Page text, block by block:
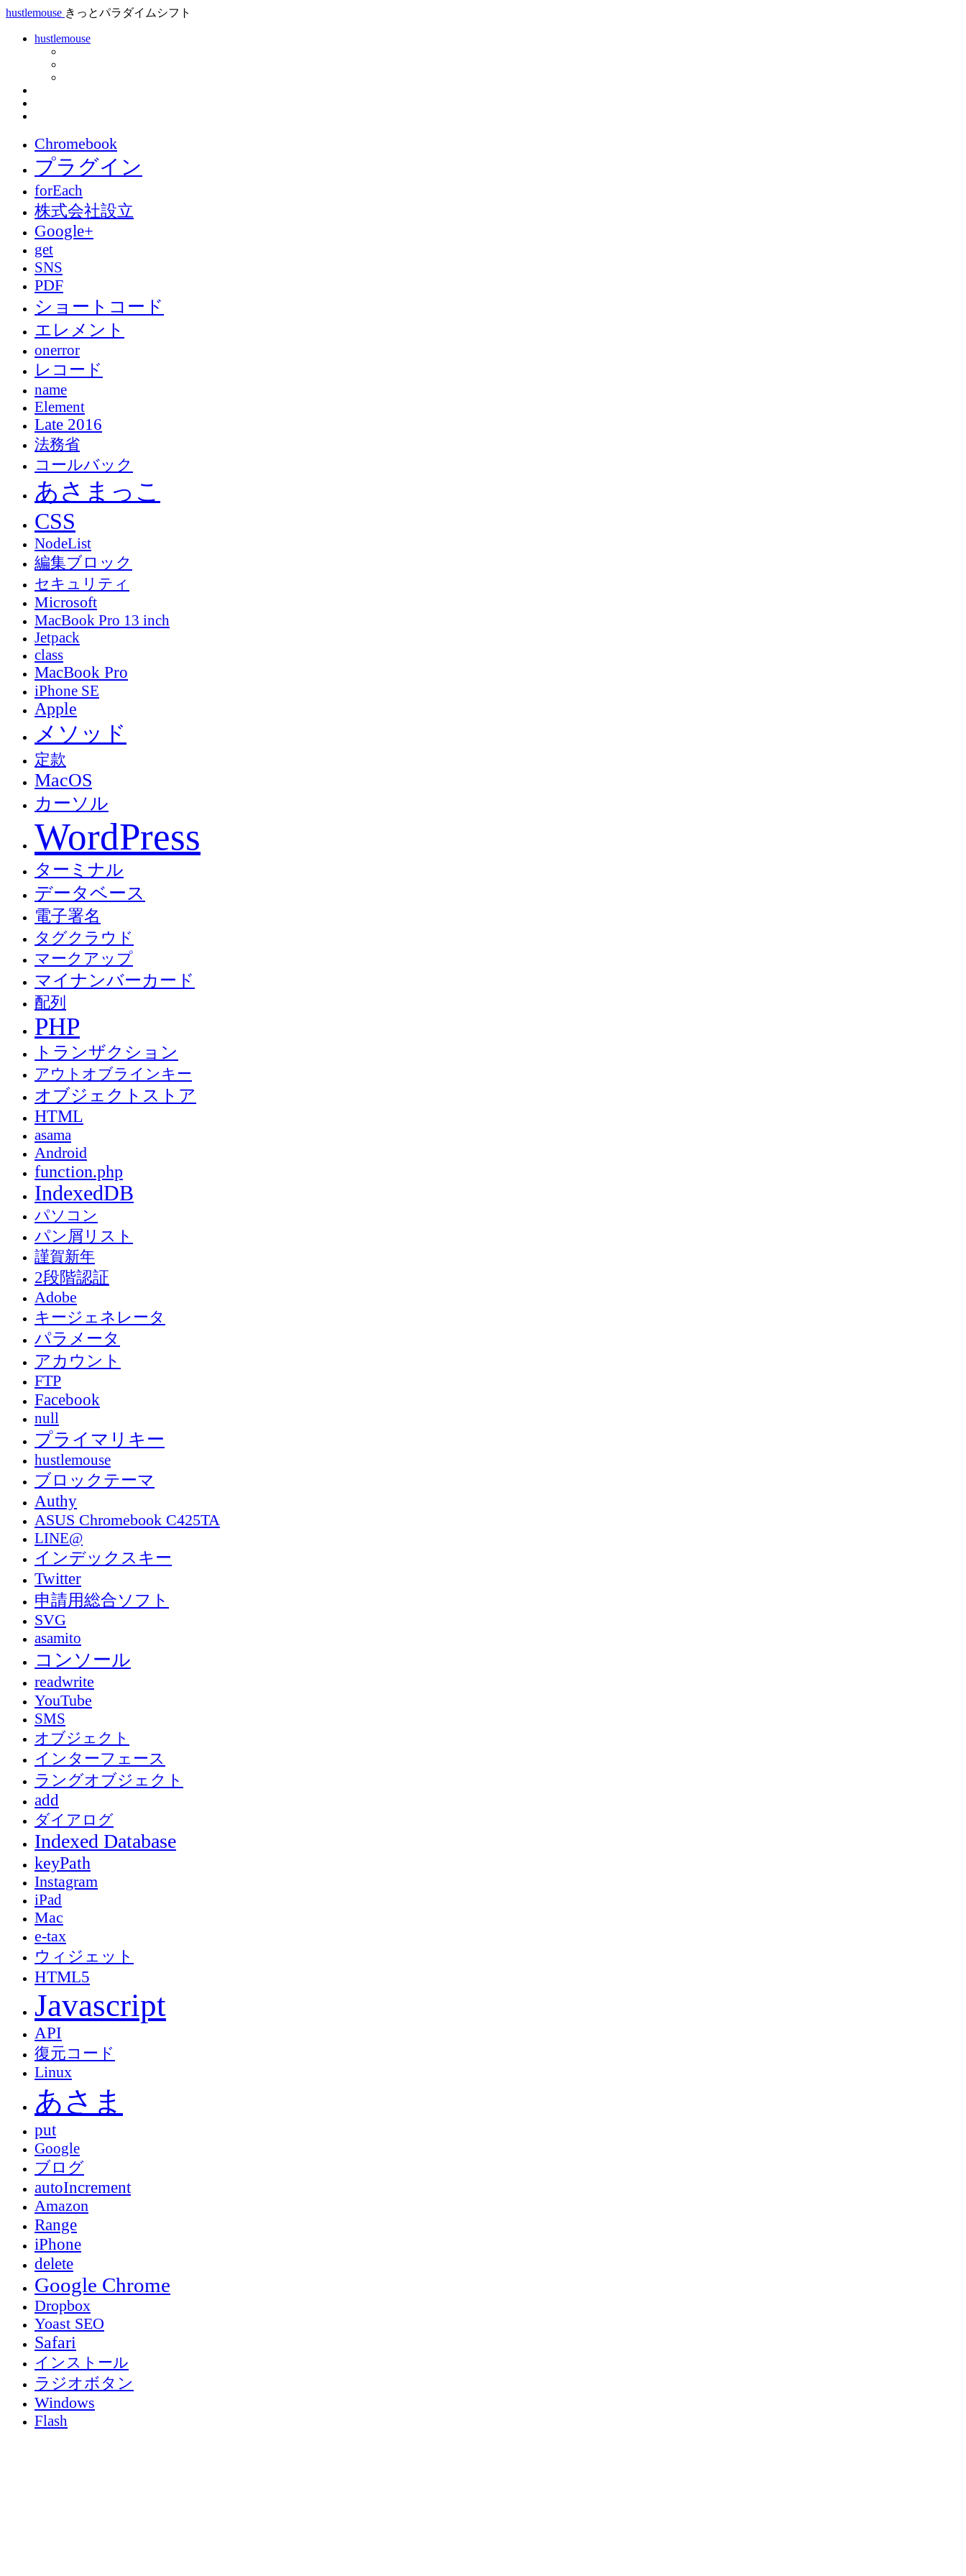
hustlemouse きっとパラダイムシフト
hustlemouse
Chromebook
プラグイン
forEach
株式会社設立
Google+
get
SNS
PDF
ショートコード
エレメント
onerror
レコード
name
Element
Late 2016
法務省
コールバック
あさまっこ
CSS
NodeList
編集ブロック
セキュリティ
Microsoft
MacBook Pro 13 inch
Jetpack
class
MacBook Pro
iPhone SE
Apple
メソッド
定款
MacOS
カーソル
WordPress
ターミナル
データベース
電子署名
タグクラウド
マークアップ
マイナンバーカード
配列
PHP
トランザクション
アウトオブラインキー
オブジェクトストア
HTML
asama
Android
function.php
IndexedDB
パソコン
パン屑リスト
謹賀新年
2段階認証
Adobe
キージェネレータ
パラメータ
アカウント
FTP
Facebook
null
プライマリキー
hustlemouse
ブロックテーマ
Authy
ASUS Chromebook C425TA
LINE@
インデックスキー
Twitter
申請用総合ソフト
SVG
asamito
コンソール
readwrite
YouTube
SMS
オブジェクト
インターフェース
ラングオブジェクト
add
ダイアログ
Indexed Database
keyPath
Instagram
iPad
Mac
e-tax
ウィジェット
HTML5
Javascript
API
復元コード
Linux
あさま
put
Google
ブログ
autoIncrement
Amazon
Range
iPhone
delete
Google Chrome
Dropbox
Yoast SEO
Safari
インストール
ラジオボタン
Windows
Flash